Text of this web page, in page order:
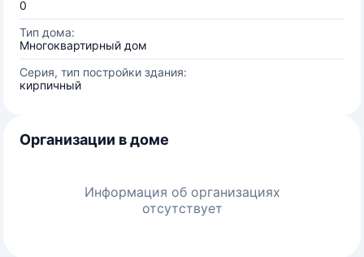
0
Тип дома:
Многоквартирный дом
Серия, тип постройки здания:
кирпичный
Организации в доме
Информация об организациях
отсутствует